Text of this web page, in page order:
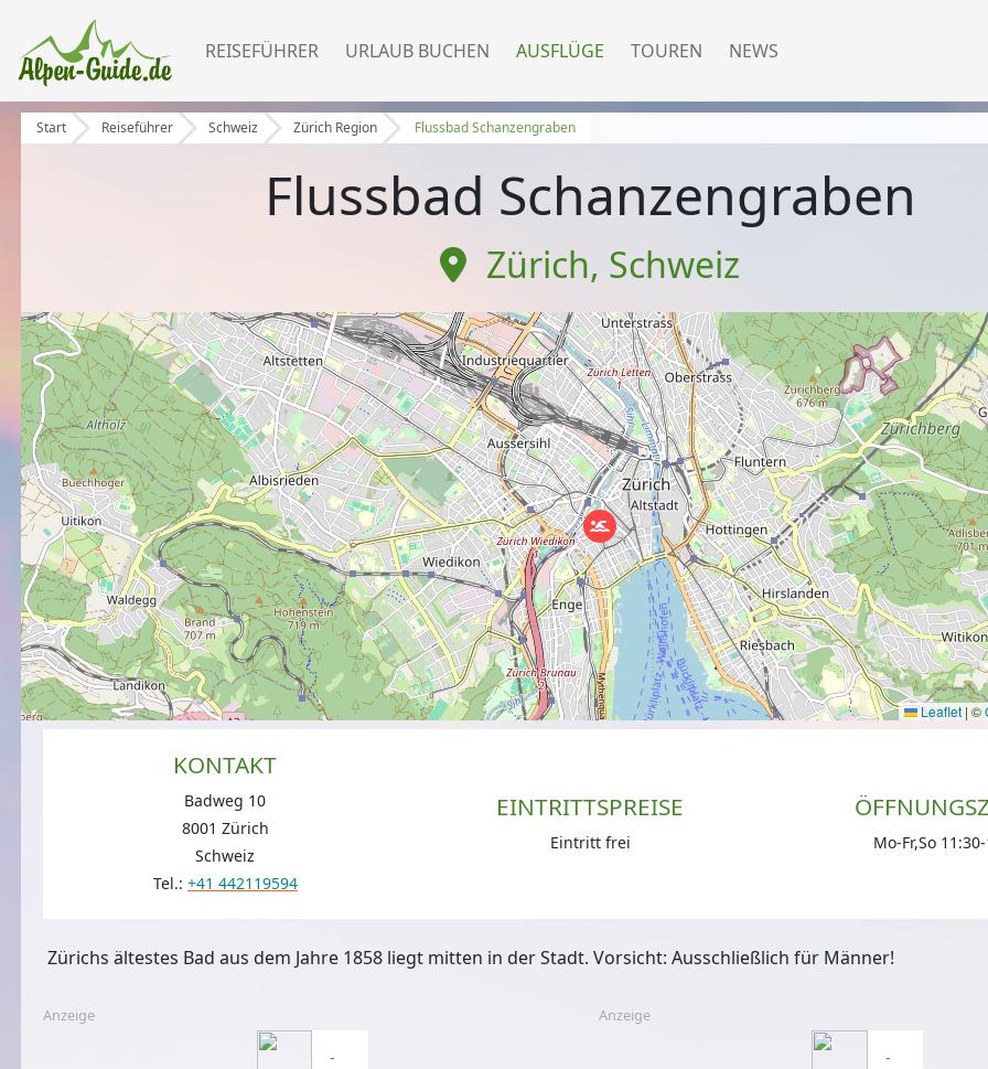
REISEFÜHRER URLAUB BUCHEN AUSFLÜGE TOUREN NEWS
Start Reiseführer Schweiz Zürich Region Flussbad Schanzengraben
Flussbad Schanzengraben
Zürich, Schweiz
Leaflet | ©
KONTAKT
Badweg 10
8001 Zürich
Schweiz
Tel.: +41 442119594
EINTRITTSPREISE
Eintritt frei Mo-Fr,So
Zürichs ältestes Bad aus dem Jahre 1858 liegt mitten in der Stadt. Vorsicht: Ausschließlich für Männer!
Anzeige
-
Anzeige
-